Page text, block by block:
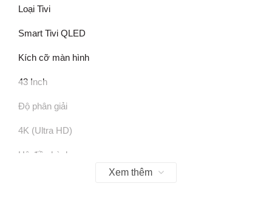
Loại Tivi
Smart Tivi QLED
Kích cỡ màn hình
43 Inch
Độ phân giải
4K (Ultra HD)
Hệ điều hành
Xem thêm